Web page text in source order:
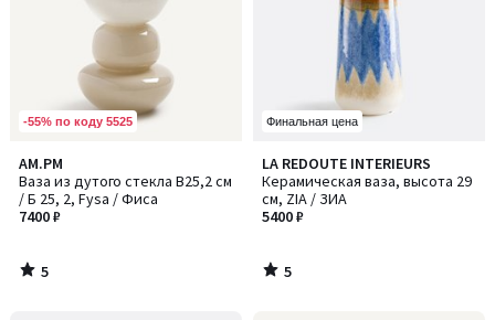
-55% по коду 5525
AM.PM
Ваза из дутого стекла В25,2 см
/ Б 25, 2, Fysa / Фиса
7400 ₽
5
/
5
5
/
Финальная цена
LA REDOUTE INTERIEURS
Керамическая ваза, высота 29
см, ZIA / ЗИА
5400 ₽
5
/
5
5
/